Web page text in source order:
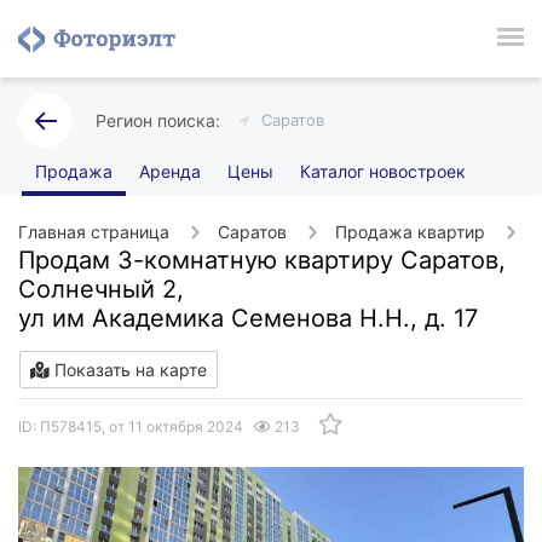
Саратов
Продажа Аренда Цены Каталог новостроек
Главная страница Саратов Продажа квартир
Продам 3-комнатную квартиру Саратов,
Солнечный 2,
ул им Академика Семенова Н.Н., д. 17
Показать на карте
ID: П578415, от 11 октября 2024 213